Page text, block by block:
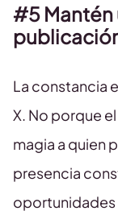
#5 Mantén
La constancia
X. No porque
magia a quien
presencia
oportunidades